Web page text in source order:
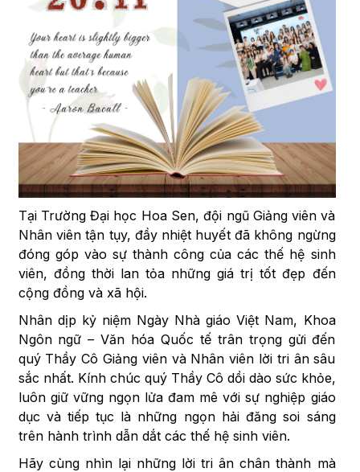
Tại Trường Đại học Hoa Sen, đội ngũ Giảng viên và
Nhân viên tận tụy, đầy nhiệt huyết đã không ngừng
đóng góp vào sự thành công của các thế hệ sinh
viên, đồng thời lan tỏa những giá trị tốt đẹp đến
cộng đồng và xã hội.
Nhân dịp kỷ niệm Ngày Nhà giáo Việt Nam, Khoa
Ngôn ngữ – Văn hóa Quốc tế trân trọng gửi đến
quý Thầy Cô Giảng viên và Nhân viên lời tri ân sâu
sắc nhất. Kính chúc quý Thầy Cô dồi dào sức khỏe,
luôn giữ vững ngọn lửa đam mê với sự nghiệp giáo
dục và tiếp tục là những ngọn hải đăng soi sáng
trên hành trình dẫn dắt các thế hệ sinh viên.
Hãy cùng nhìn lại những lời tri ân chân thành mà